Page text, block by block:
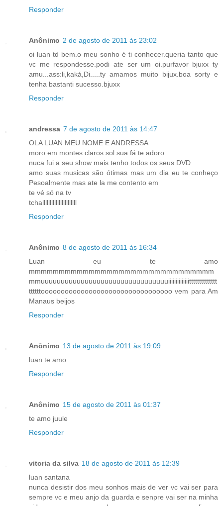
Responder
Anônimo 2 de agosto de 2011 às 23:02
oi luan td bem.o meu sonho é ti conhecer.queria tanto que
vc me respondesse.podi ate ser um oi.purfavor bjuxx ty
amu...ass:li,kaká,Di.....ty amamos muito bijux.boa sorty e
tenha bastanti sucesso.bjuxx
Responder
andressa 7 de agosto de 2011 às 14:47
OLA LUAN MEU NOME E ANDRESSA
moro em montes claros sol sua fá te adoro
nuca fui a seu show mais tenho todos os seus DVD
amo suas musicas são ótimas mas um dia eu te conheço
Pesoalmente mas ate la me contento em
te vé só na tv
tchalllllllllllllllllllllll
Responder
Anônimo 8 de agosto de 2011 às 16:34
Luan eu te amo
mmmmmmmmmmmmmmmmmmmmmmmmmmmmmmm
mmuuuuuuuuuuuuuuuuuuuuuuuuuuuuuuuuiiiiiiiiiiiiiitttttttttttttt
ttttttooooooooooooooooooooooooooooooooo vem para Am
Manaus beijos
Responder
Anônimo 13 de agosto de 2011 às 19:09
luan te amo
Responder
Anônimo 15 de agosto de 2011 às 01:37
te amo juule
Responder
vitoria da silva 18 de agosto de 2011 às 12:39
luan santana
nunca desistir dos meu sonhos mais de ver vc vai ser para
sempre vc e meu anjo da guarda e senpre vai ser na minha